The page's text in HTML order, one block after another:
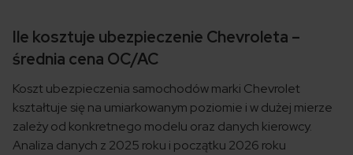
Ile kosztuje ubezpieczenie Chevroleta –
średnia cena OC/AC
Koszt ubezpieczenia samochodów marki Chevrolet
kształtuje się na umiarkowanym poziomie i w dużej mierze
zależy od konkretnego modelu oraz danych kierowcy.
Analiza danych z 2025 roku i początku 2026 roku